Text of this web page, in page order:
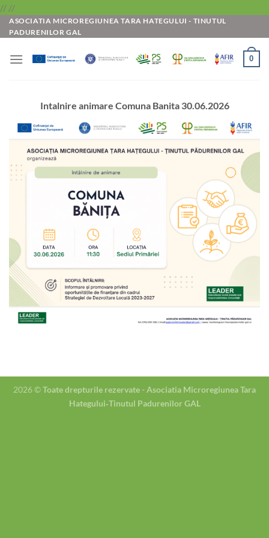
// //Skip
to
content
ASOCIATIA MICROREGIUNEA TARA HATEGULUI - TINUTUL
PADURENILOR GAL
0
Intalnire animare Comuna Banita 30.06.2026
2026 ©Toate drepturile rezervate - Asociatia Microregiunea Tara
Hategului‐Tinutul Padurenilor GAL